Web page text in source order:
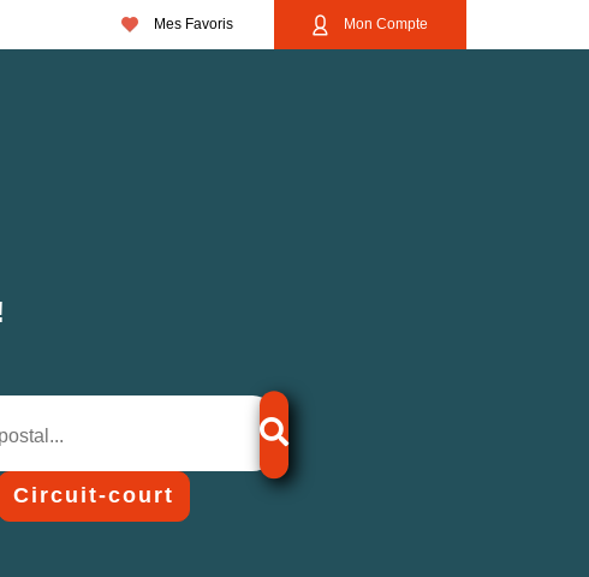
Mes Favoris Mon Compte
Circuit-court